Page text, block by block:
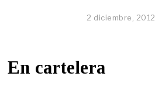
2 diciembre, 2012
En cartelera